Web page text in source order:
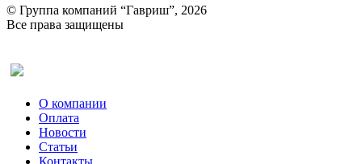
© Группа компаний “Гавриш”, 2026
Все права защищены
О компании
Оплата
Новости
Статьи